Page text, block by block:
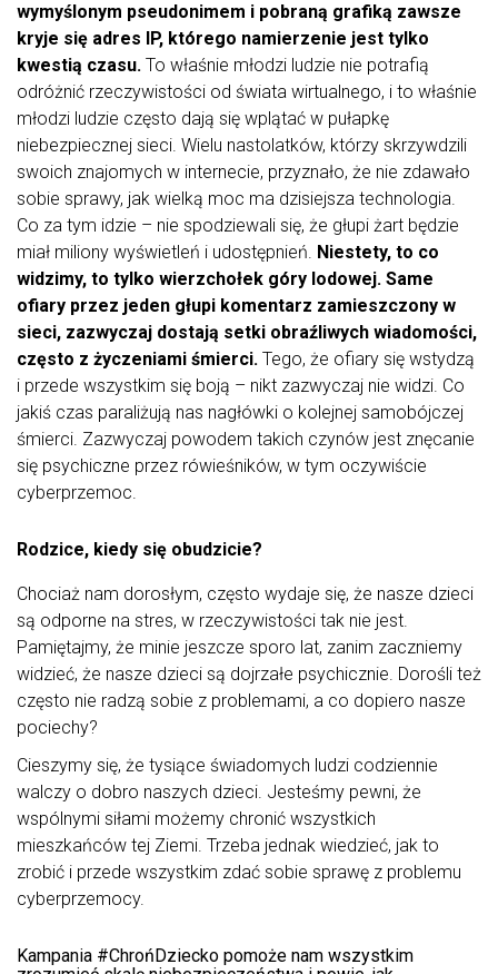
wymyślonym pseudonimem i pobraną grafiką zawsze
kryje się adres IP, którego namierzenie jest tylko
kwestią czasu. To właśnie młodzi ludzie nie potrafią
odróżnić rzeczywistości od świata wirtualnego, i to właśnie
młodzi ludzie często dają się wplątać w pułapkę
niebezpiecznej sieci. Wielu nastolatków, którzy skrzywdzili
swoich znajomych w internecie, przyznało, że nie zdawało
sobie sprawy, jak wielką moc ma dzisiejsza technologia.
Co za tym idzie – nie spodziewali się, że głupi żart będzie
miał miliony wyświetleń i udostępnień. Niestety, to co
widzimy, to tylko wierzchołek góry lodowej. Same
ofiary przez jeden głupi komentarz zamieszczony w
sieci, zazwyczaj dostają setki obraźliwych wiadomości,
często z życzeniami śmierci. Tego, że ofiary się wstydzą
i przede wszystkim się boją – nikt zazwyczaj nie widzi. Co
jakiś czas paraliżują nas nagłówki o kolejnej samobójczej
śmierci. Zazwyczaj powodem takich czynów jest znęcanie
się psychiczne przez rówieśników, w tym oczywiście
cyberprzemoc.
Rodzice, kiedy się obudzicie?
Chociaż nam dorosłym, często wydaje się, że nasze dzieci
są odporne na stres, w rzeczywistości tak nie jest.
Pamiętajmy, że minie jeszcze sporo lat, zanim zaczniemy
widzieć, że nasze dzieci są dojrzałe psychicznie. Dorośli też
często nie radzą sobie z problemami, a co dopiero nasze
pociechy?
Cieszymy się, że tysiące świadomych ludzi codziennie
walczy o dobro naszych dzieci. Jesteśmy pewni, że
wspólnymi siłami możemy chronić wszystkich
mieszkańców tej Ziemi. Trzeba jednak wiedzieć, jak to
zrobić i przede wszystkim zdać sobie sprawę z problemu
cyberprzemocy.
Kampania #ChrońDziecko pomoże nam wszystkim